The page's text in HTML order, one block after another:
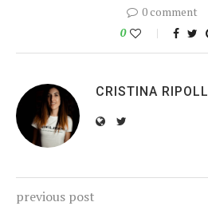
0 comment
0
CRISTINA RIPOLL
previous post